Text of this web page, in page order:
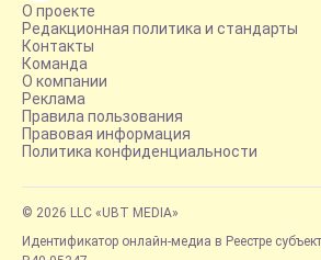
О проекте
Редакционная политика и стандарты
Контакты
Команда
О компании
Реклама
Правила пользования
Правовая информация
Политика конфиденциальности
© 2026 LLC «UBT MEDIA»
Идентификатор онлайн-медиа в Реестре